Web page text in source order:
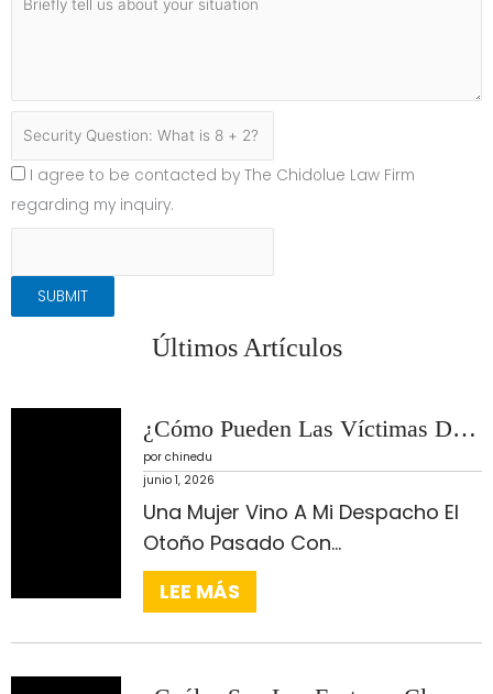
I agree to be contacted by The Chidolue Law Firm
regarding my inquiry.
SUBMIT
Últimos Artículos
¿Cómo Pueden Las Víctimas De Malos Tratos Domésticos Navegar Con Éxito Por El Proceso De Autopetición De La VAWA?
por chinedu
junio 1, 2026
Una Mujer Vino A Mi Despacho El
Otoño Pasado Con...
LEE MÁS
¿
C